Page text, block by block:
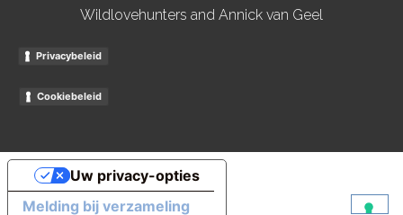
Wildlovehunters and Annick van Geel
Privacybeleid
Cookiebeleid
Melding bij verzameling
Uw privacy-opties